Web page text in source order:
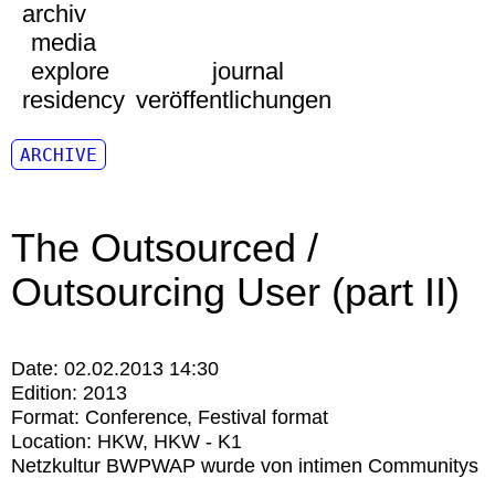
archiv
media
explore
journal
residency veröffentlichungen
ARCHIVE
The Outsourced /
Outsourcing User (part II)
Date: 02.02.2013 14:30
Edition: 2013
Format: Conference Festival format
Location: HKW HKW - K1
Netzkultur BWPWAP wurde von intimen Communitys